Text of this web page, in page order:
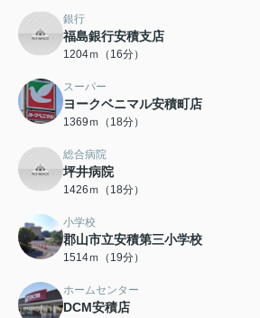
銀行
福島銀行安積支店
1204ｍ（16分）
スーパー
ヨークベニマル安積町店
1369ｍ（18分）
総合病院
坪井病院
1426ｍ（18分）
小学校
郡山市立安積第三小学校
1514ｍ（19分）
ホームセンター
DCM安積店